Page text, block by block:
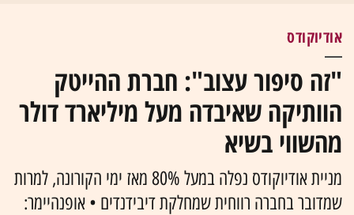
אודיוקודס
"זה סיפור עצוב": חברת ההייטק
הוותיקה שאיבדה מעל מיליארד דולר
מהשווי בשיא
מניית אודיוקודס נפלה במעל 80% מאז ימי הקורונה, למרות
שמדובר בחברה רווחית שמחלקת דיבידנדים • אופנהיימר: